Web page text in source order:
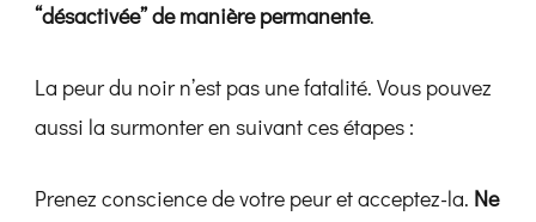
“désactivée” de manière permanente.
La peur du noir n’est pas une fatalité. Vous pouvez
aussi la surmonter en suivant ces étapes :
Prenez conscience de votre peur et acceptez-la. Ne